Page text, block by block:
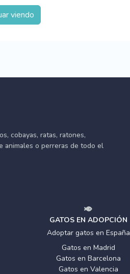
viendo
cobayas, ratas, ratones,
animales o perreras de todo el
GATOS EN ADOPCIÓN
Adoptar gatos en España
Gatos en Madrid
Gatos en Barcelona
Gatos en Valencia